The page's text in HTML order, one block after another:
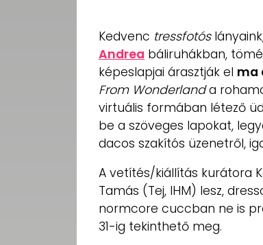
Kedvenc tressfotós
Andrea báliruhákban,
képeslapjai árasztják el ma
From Wonderlanda
virtuális formában létező
be a szöveges lapokat,
dacos szakítós üzenetről,
A vetítés/kiállítás kurátora
Tamás (Tej, IHM) lesz,
normcore cuccban ne is
31-ig tekinthető meg.